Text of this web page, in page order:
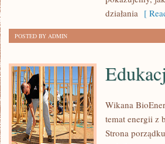
działania [
POSTED BY ADMIN
Wikana
temat energii z
Strona